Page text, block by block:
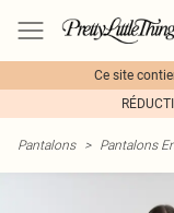
Ce site
Pantalons > Pantalons